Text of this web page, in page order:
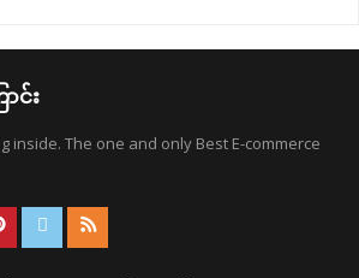
င်း
inside. The one and only Best E-commerce